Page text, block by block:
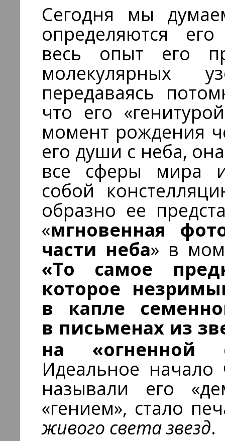
Сегодня мы
определяются
весь опыт его
молекулярных
передаваясь
что его
момент рождения
его души с неба,
все сферы мира и
собой
образно ее
«мгновенная
части неба» в
«То самое
которое
в капле
в письменах из
на «огненной
Идеальное начало
называли его
«гением», стало
живого света звезд.